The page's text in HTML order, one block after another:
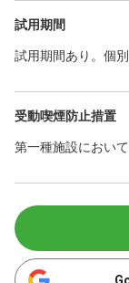
試用期間
試用期間あり。個別
受動喫煙防止措置
第一種施設におい